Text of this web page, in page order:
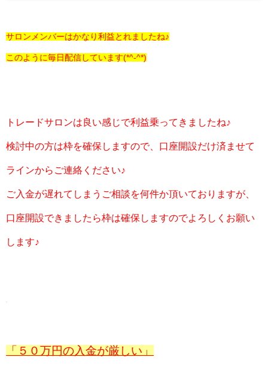
サロンメンバーはかなり利益とれましたね♪
このように毎日配信しています(*^-^*)
トレードサロンは良い感じで利益乗ってきましたね♪
検討中の方は枠を確保しますので、口座開設だけ済ませて
ラインからご連絡ください♪
ご入金が遅れてしまうご相談を何件か頂いておりますが、
口座開設できましたら枠は確保しますのでよろしくお願い
します♪
「５０万円の入金が厳しい」